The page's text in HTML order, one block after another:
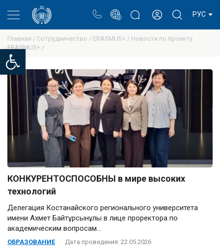
Open toolbar
РУС
Главная / Сотрудничество / ERASMUS+ / Новости по проекту
ERASMUS+ /
КОНКУРЕНТОСПОСОБНЫ в мире высоких
технологий
Делегация Костанайского регионального университета
имени Ахмет Байтұрсынұлы в лице проректора по
академическим вопросам...
ОБРАЗОВАНИЕ Дата проведения: 22.05.2026